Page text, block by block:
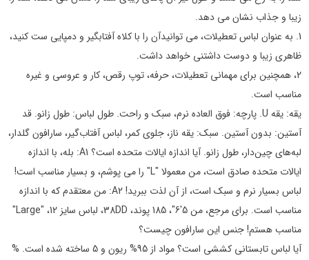
زیبا و جذاب نشان می دهد.
1. به عنوان لباس تعطیلات، می توانیدآن را با کلاه آفتابگیر و دمپایی ست کنید،
ظاهری زیبا و دوست داشتنی خواهد داشت.
2، همچنین برای مهمانی تعطیلات، حرفه، توپ رقص، کار و عروسی و غیره
مناسب است.
یقه: یقه U. پارچه: فوق العاده نرم، سبک و راحت. طول لباس: طول زانو. قد
آستین: بدون آستین. سبک: یقه ناز، جلوی کمر، لباس آفتاب‌گیر، سارافون گلدار،
لبه‌های چین‌دار، طول زانو. آیا اندازه ایالات متحده است؟ A1: بله، با اندازه
ایالات متحده صادق است، من معمولا "L" را می پوشم، و بسیار مناسب است!
لباس بسیار نرم و سبک است، از آن لذت ببرید! A2: من معتقدم که با اندازه
مناسب است. برای مرجع، من 5'6"، 185 پوند، 38DD، لباس سایز 12، "Large"
مناسب هستم! جنس این سارافون چیست؟
آیا لباس تابستانی کششی است؟ مواد از 95% ریون و 5 ساخته شده است. %